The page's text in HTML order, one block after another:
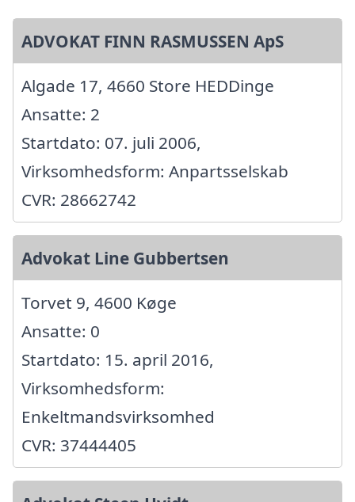
ADVOKAT FINN RASMUSSEN ApS
Algade 17, 4660 Store HEDDinge
Ansatte: 2
Startdato: 07. juli 2006,
Virksomhedsform: Anpartsselskab
CVR: 28662742
Advokat Line Gubbertsen
Torvet 9, 4600 Køge
Ansatte: 0
Startdato: 15. april 2016,
Virksomhedsform:
Enkeltmandsvirksomhed
CVR: 37444405